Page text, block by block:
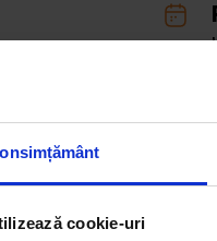
cookie-uri